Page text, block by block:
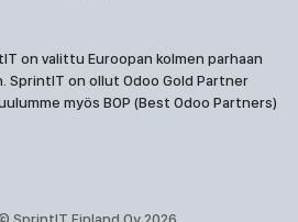
on valittu Euroopan kolmen parhaan
SprintIT on ollut Odoo Gold Partner
myös BOP (Best Odoo Partners)
SprintIT Finland Oy 2026